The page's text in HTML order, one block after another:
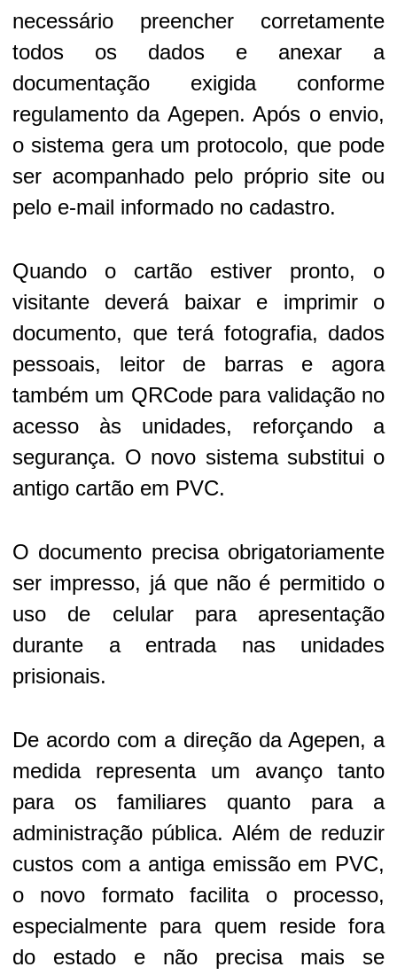
necessário preencher corretamente
todos os dados e anexar a
documentação exigida conforme
regulamento da Agepen. Após o envio,
o sistema gera um protocolo, que pode
ser acompanhado pelo próprio site ou
pelo e-mail informado no cadastro.
Quando o cartão estiver pronto, o
visitante deverá baixar e imprimir o
documento, que terá fotografia, dados
pessoais, leitor de barras e agora
também um QRCode para validação no
acesso às unidades, reforçando a
segurança. O novo sistema substitui o
antigo cartão em PVC.
O documento precisa obrigatoriamente
ser impresso, já que não é permitido o
uso de celular para apresentação
durante a entrada nas unidades
prisionais.
De acordo com a direção da Agepen, a
medida representa um avanço tanto
para os familiares quanto para a
administração pública. Além de reduzir
custos com a antiga emissão em PVC,
o novo formato facilita o processo,
especialmente para quem reside fora
do estado e não precisa mais se